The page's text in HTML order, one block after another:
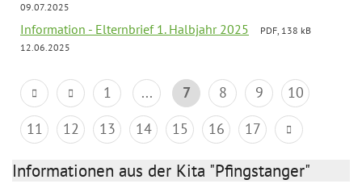
09.07.2025
Information - Elternbrief 1. Halbjahr 2025
PDF, 138 kB
12.06.2025
1 ... 7 8 9
10
11
12 13 14 15 16 17
Informationen aus der Kita "Pfingstanger"